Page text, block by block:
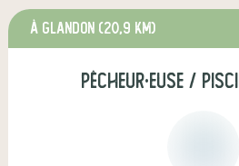
à Glandon (20,9 km)
pêcheur·euse /